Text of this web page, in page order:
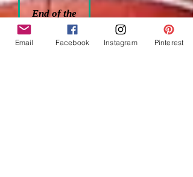
End of the
trail - peinture
originale sur
Email Facebook Instagram Pinterest